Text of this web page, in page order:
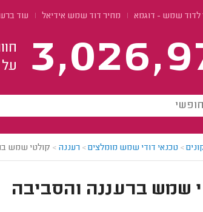
לדוד שמש - דוגמא מחיר דוד שמש אידיאל עוד
על
> טכנאי דודי שמש מומלצים> רעננה > קולטי שמש
שמש ברעננה והסביבה